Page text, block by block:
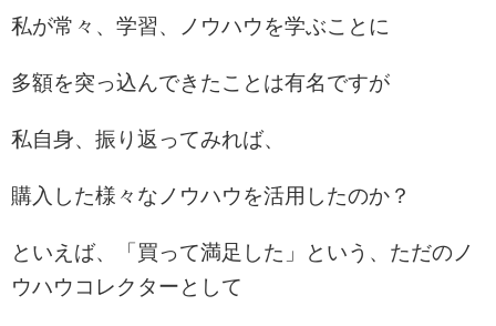
私が常々、学習、ノウハウを学ぶことに
多額を突っ込んできたことは有名ですが
私自身、振り返ってみれば、
購入した様々なノウハウを活用したのか？
といえば、「買って満足した」という、ただのノ
ウハウコレクターとして